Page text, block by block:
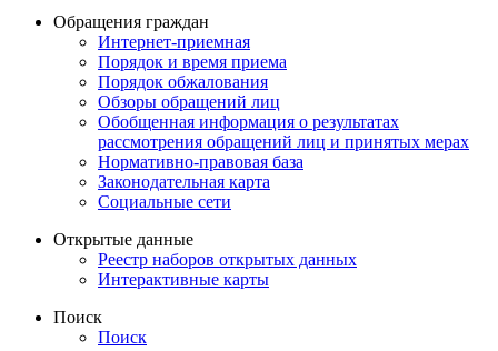
Обращения граждан
Интернет-приемная
Порядок и время приема
Порядок обжалования
Обзоры обращений лиц
Обобщенная информация о результатах
рассмотрения обращений лиц и принятых мерах
Нормативно-правовая база
Законодательная карта
Социальные сети
Открытые данные
Реестр наборов открытых данных
Интерактивные карты
Поиск
Поиск